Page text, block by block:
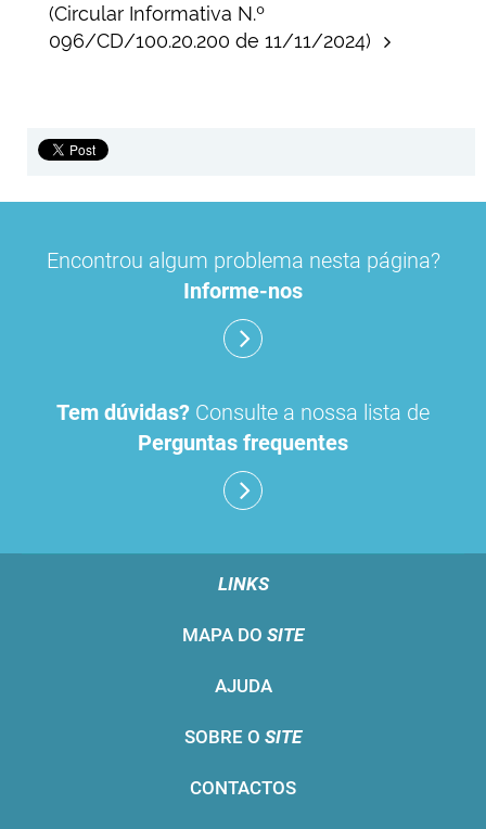
(Circular Informativa N.º
096/CD/100.20.200 de 11/11/2024)
Encontrou algum problema nesta página?
Informe-nos
Tem dúvidas? Consulte a nossa lista de
Perguntas frequentes
LINKS
MAPA DO SITE
AJUDA
SOBRE O SITE
CONTACTOS